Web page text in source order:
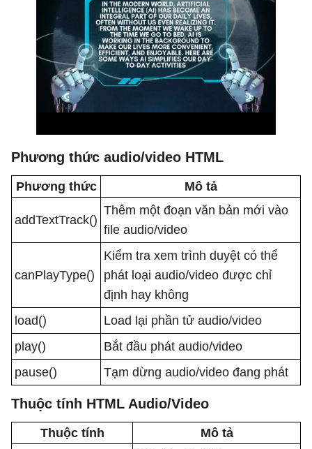
Phương thức audio/video HTML
Phương thức Mô tả
addTextTrack()
Thêm một đoạn văn bản mới vào
file audio/video
canPlayType()
Kiểm tra xem trình duyệt có thể
phát loại audio/video được chỉ
định hay không
load()
Load lại phần tử audio/video
play()
Bắt đầu phát audio/video
pause()
Tạm dừng audio/video đang phát
Thuộc tính HTML Audio/Video
Thuộc tính Mô tả